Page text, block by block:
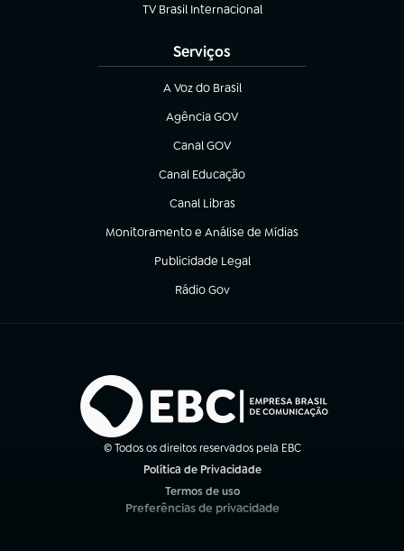
TV Brasil Internacional
(abre em nova aba)
Serviços
A Voz do Brasil
(abre em nova aba)
Agência GOV
(abre em nova aba)
Canal GOV
(abre em nova aba)
Canal Educação
(abre em nova aba)
Canal Libras
(abre em nova aba)
Monitoramento e Análise de Mídias
(abre em nova aba)
Publicidade Legal
(abre em nova aba)
Rádio Gov
(abre em nova aba)
© Todos os direitos reservados pela EBC
Política de Privacidade
Termos de uso
(abre em nova aba)
Preferências de privacidade